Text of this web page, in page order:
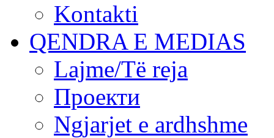
Kontakti
QENDRA E MEDIAS
Lajme/Të reja
Проекти
Ngjarjet e ardhshme